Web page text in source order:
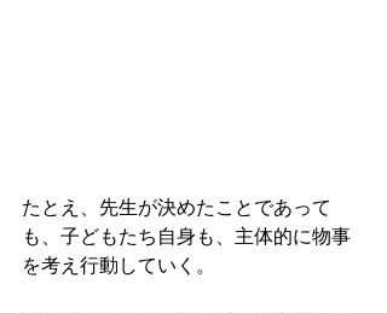
たとえ、先生が決めたことであって
も、子どもたち自身も、主体的に物事
を考え行動していく。